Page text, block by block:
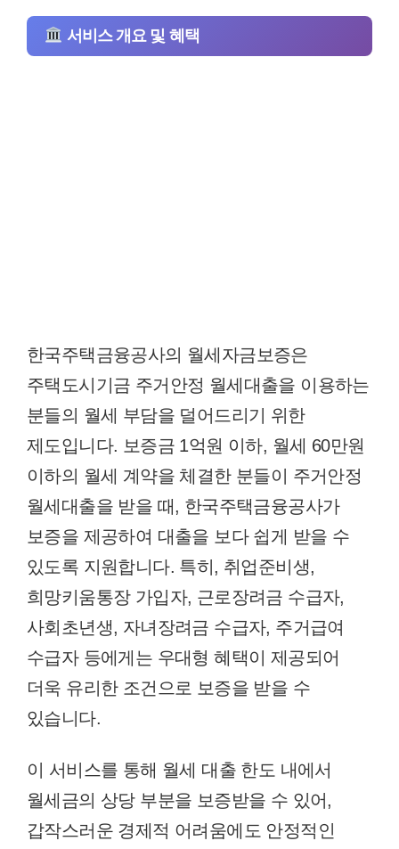
서비스 개요 및 혜택
한국주택금융공사의 월세자금보증은
주택도시기금 주거안정 월세대출을 이용하는
분들의 월세 부담을 덜어드리기 위한
제도입니다. 보증금 1억원 이하, 월세 60만원
이하의 월세 계약을 체결한 분들이 주거안정
월세대출을 받을 때, 한국주택금융공사가
보증을 제공하여 대출을 보다 쉽게 받을 수
있도록 지원합니다. 특히, 취업준비생,
희망키움통장 가입자, 근로장려금 수급자,
사회초년생, 자녀장려금 수급자, 주거급여
수급자 등에게는 우대형 혜택이 제공되어
더욱 유리한 조건으로 보증을 받을 수
있습니다.
이 서비스를 통해 월세 대출 한도 내에서
월세금의 상당 부분을 보증받을 수 있어,
갑작스러운 경제적 어려움에도 안정적인